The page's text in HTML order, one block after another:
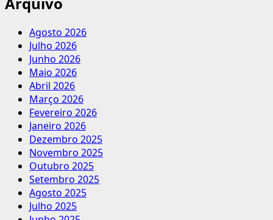
Agosto 2026
Julho 2026
Junho 2026
Maio 2026
Abril 2026
Março 2026
Fevereiro 2026
Janeiro 2026
Dezembro 2025
Novembro 2025
Outubro 2025
Setembro 2025
Agosto 2025
Julho 2025